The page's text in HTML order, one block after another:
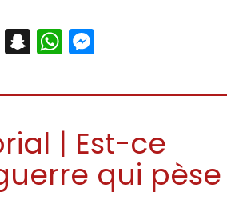
LinkedIn
Snapchat
WhatsApp
| Est-ce
qui pèse